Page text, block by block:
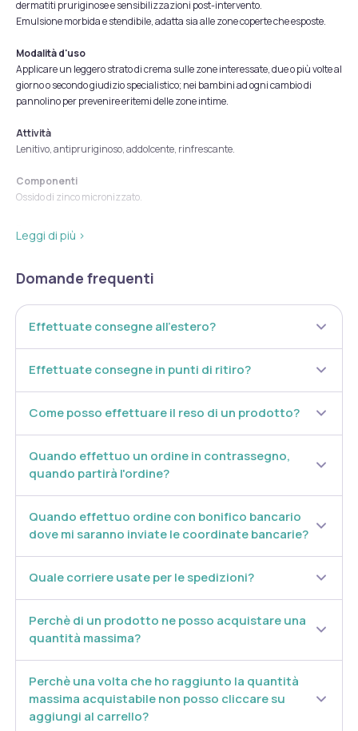
dermatiti pruriginose e sensibilizzazioni post-intervento.
Emulsione morbida e stendibile, adatta sia alle zone coperte che esposte.
Modalità d'uso
Applicare un leggero strato di crema sulle zone interessate, due o più volte al
giorno o secondo giudizio specialistico; nei bambini ad ogni cambio di
pannolino per prevenire eritemi delle zone intime.
Attività
Lenitivo, antipruriginoso, addolcente, rinfrescante.
Componenti
Ossido di zinco micronizzato.
Formato
Tubetto da 50 ml.
Leggi di più ›
Domande frequenti
Effettuate consegne all’estero?
Effettuate consegne in punti di ritiro?
Come posso effettuare il reso di un prodotto?
Quando effettuo un ordine in contrassegno,
quando partirà l'ordine?
Quando effettuo ordine con bonifico bancario
dove mi saranno inviate le coordinate bancarie?
Quale corriere usate per le spedizioni?
Perchè di un prodotto ne posso acquistare una
quantità massima?
Perchè una volta che ho raggiunto la quantità
massima acquistabile non posso cliccare su
aggiungi al carrello?